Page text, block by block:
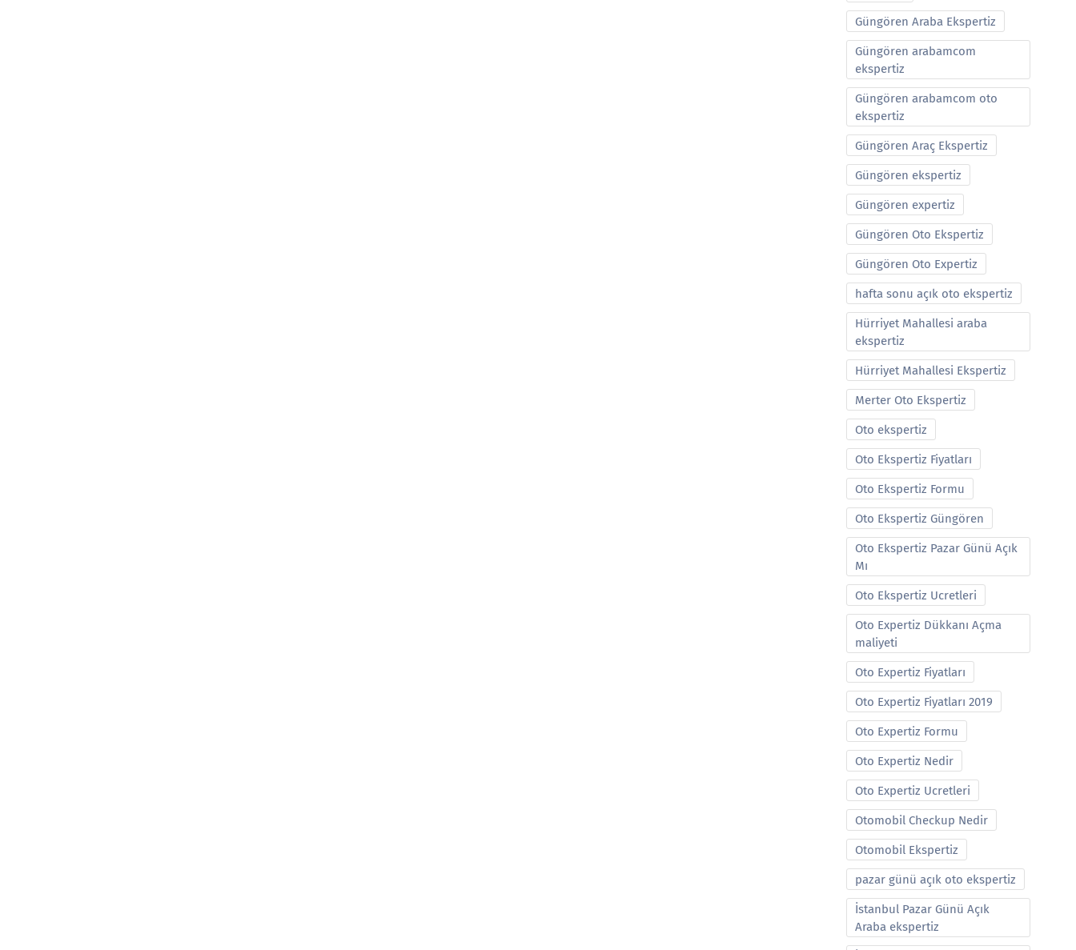
Güngören Araba Ekspertiz
Güngören arabamcom
ekspertiz
Güngören arabamcom oto
ekspertiz
Güngören Araç Ekspertiz
Güngören ekspertiz
Güngören expertiz
Güngören Oto Ekspertiz
Güngören Oto Expertiz
hafta sonu açık oto ekspertiz
Hürriyet Mahallesi araba
ekspertiz
Hürriyet Mahallesi Ekspertiz
Merter Oto Ekspertiz
Oto ekspertiz
Oto Ekspertiz Fiyatları
Oto Ekspertiz Formu
Oto Ekspertiz Güngören
Oto Ekspertiz Pazar Günü Açık
Mı
Oto Ekspertiz Ucretleri
Oto Expertiz Dükkanı Açma
maliyeti
Oto Expertiz Fiyatları
Oto Expertiz Fiyatları 2019
Oto Expertiz Formu
Oto Expertiz Nedir
Oto Expertiz Ucretleri
Otomobil Checkup Nedir
Otomobil Ekspertiz
pazar günü açık oto ekspertiz
İstanbul Pazar Günü Açık
Araba ekspertiz